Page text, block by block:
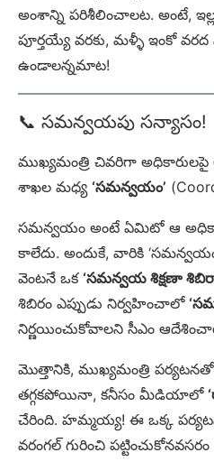
అంశాన్ని పరిశీలించాలట. అంటే,
పూర్తయ్యే వరకు, మళ్ళీ ఇంకో వరద
ఉండాలన్నమాట!
📞 సమన్వయపు సన్యాసం!
ముఖ్యమంత్రి చివరిగా అధికారులపై
శాఖల మధ్య ‘సమన్వయం’
సమన్వయం అంటే ఏమిటో ఆ
కాలేదు. అందుకే, వారికి
వెంటనే ఒక ‘సమన్వయ శిక్షణా
శిబిరం ఎప్పుడు నిర్వహించాలో
నిర్ణయించుకోవాలని సీఎం
మొత్తానికి, ముఖ్యమంత్రి
తగ్గకపోయినా, కనీసం మీడియాలో
చేరింది. హమ్మయ్య! ఈ ఒక్క
వరంగల్ గురించి పట్టించుకోనవసరం